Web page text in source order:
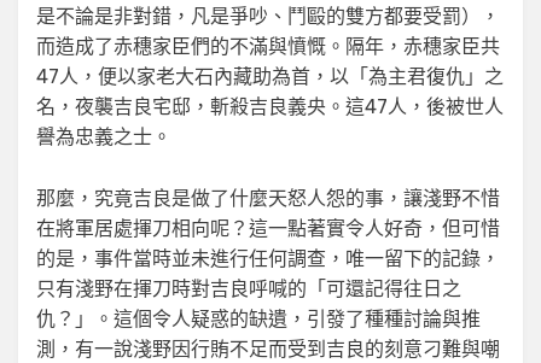
是不論是非對錯，凡是爭吵、鬥毆的雙方都要受罰），
而造成了赤穗家臣們的不滿與憤慨。隔年，赤穗家臣共
47人，便以家老大石內藏助為首，以「為主君復仇」之
名，夜襲吉良宅邸，斬殺吉良義央。這47人，後被世人
譽為忠義之士。
那麼，究竟吉良是做了什麼天怒人怨的事，讓淺野不惜
在將軍居處揮刀相向呢？這一點著實令人好奇，但可惜
的是，事件當時並未進行任何調查，唯一留下的記錄，
只有淺野在揮刀時對吉良呼喊的「可還記得往日之
仇？」。這個令人疑惑的缺遺，引發了種種討論與推
測，有一說淺野因行賄不足而受到吉良的刻意刁難與嘲